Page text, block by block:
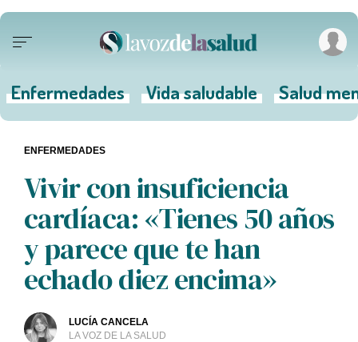
Enfermedades Vida saludable Salud
Vivir con insuficiencia
cardíaca: «Tienes 50 años
y parece que te han
echado diez encima»
LUCÍA CANCELA
LA VOZ DE LA SALUD
ENFERMEDADES